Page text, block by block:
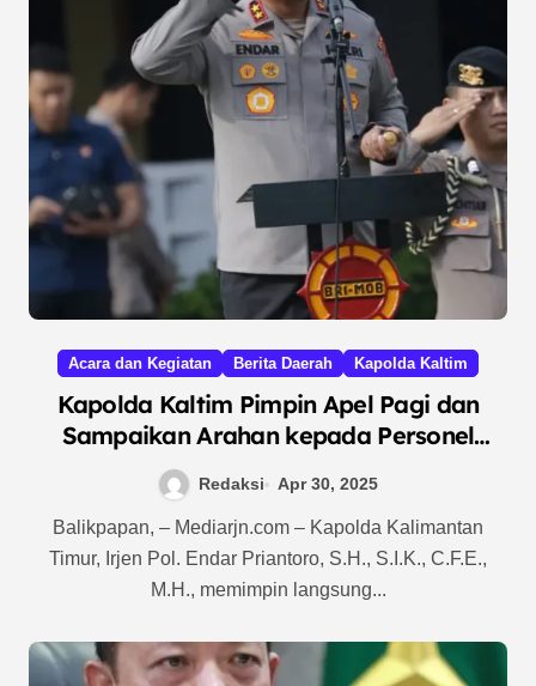
Acara dan Kegiatan Berita Daerah Kapolda Kaltim
Kapolda Kaltim Pimpin Apel Pagi dan
Sampaikan Arahan kepada Personel
Satbrimob, Tekankan Profesionalisme dan
Etika Kemanusiaan
Redaksi Apr 30, 2025
Balikpapan, – Mediarjn.com – Kapolda Kalimantan
Timur, Irjen Pol. Endar Priantoro, S.H., S.I.K., C.F.E.,
M.H., memimpin langsung...